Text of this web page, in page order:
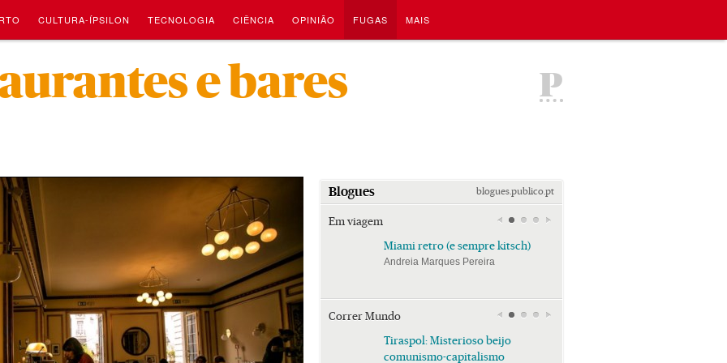
CULTURA-ÍPSILON TECNOLOGIA CIÊNCIA OPINIÃO FUGAS MAIS
e bares P
Blogues blogues.publico.pt
Em viagem
Miami retro (e sempre kitsch)
Andreia Marques Pereira
Correr Mundo
Tiraspol: Misterioso beijo
comunismo-capitalismo